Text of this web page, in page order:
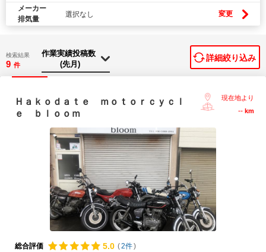
メーカー
排気量
選択なし 変更
検索結果
9 件
詳細絞り込み
Ｈａｋｏｄａｔｅ ｍｏｔｏｒｃｙｃｌ
ｅ ｂｌｏｏｍ
現在地より
-- km
総合評価 5.0 (2件)